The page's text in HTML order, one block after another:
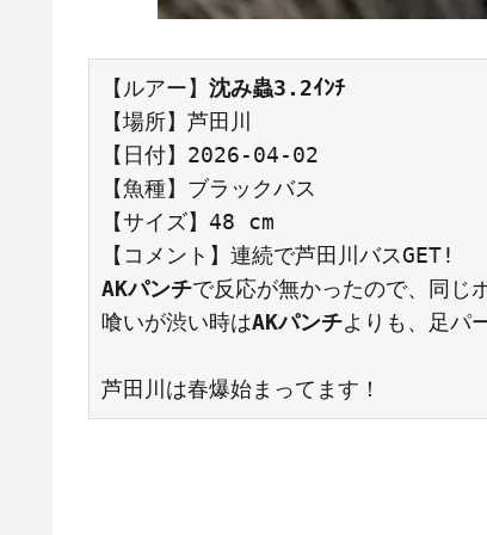
【ルアー】 沈み蟲3.2ｲﾝﾁ
【場所】芦田川
【日付】2026-04-02
【魚種】ブラックバス
【サイズ】48 cm
AKパンチで反応が無かったので、同じ
喰いが渋い時はAKパンチよりも、足パ